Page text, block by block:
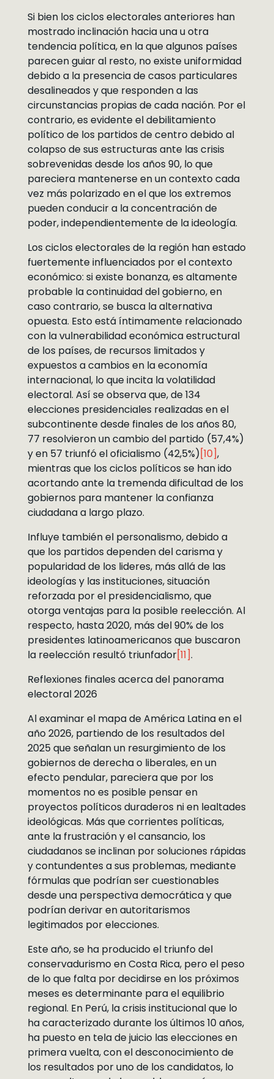
Si bien los ciclos electorales anteriores han
mostrado inclinación hacia una u otra
tendencia política, en la que algunos países
parecen guiar al resto, no existe uniformidad
debido a la presencia de casos particulares
desalineados y que responden a las
circunstancias propias de cada nación. Por el
contrario, es evidente el debilitamiento
político de los partidos de centro debido al
colapso de sus estructuras ante las crisis
sobrevenidas desde los años 90, lo que
pareciera mantenerse en un contexto cada
vez más polarizado en el que los extremos
pueden conducir a la concentración de
poder, independientemente de la ideología.
Los ciclos electorales de la región han estado
fuertemente influenciados por el contexto
económico: si existe bonanza, es altamente
probable la continuidad del gobierno, en
caso contrario, se busca la alternativa
opuesta. Esto está íntimamente relacionado
con la vulnerabilidad económica estructural
de los países, de recursos limitados y
expuestos a cambios en la economía
internacional, lo que incita la volatilidad
electoral. Así se observa que, de 134
elecciones presidenciales realizadas en el
subcontinente desde finales de los años 80,
77 resolvieron un cambio del partido (57,4%)
y en 57 triunfó el oficialismo (42,5%)[10],
mientras que los ciclos políticos se han ido
acortando ante la tremenda dificultad de los
gobiernos para mantener la confianza
ciudadana a largo plazo.
Influye también el personalismo, debido a
que los partidos dependen del carisma y
popularidad de los lideres, más allá de las
ideologías y las instituciones, situación
reforzada por el presidencialismo, que
otorga ventajas para la posible reelección. Al
respecto, hasta 2020, más del 90% de los
presidentes latinoamericanos que buscaron
la reelección resultó triunfador[11].
Reflexiones finales acerca del panorama
electoral 2026
Al examinar el mapa de América Latina en el
año 2026, partiendo de los resultados del
2025 que señalan un resurgimiento de los
gobiernos de derecha o liberales, en un
efecto pendular, pareciera que por los
momentos no es posible pensar en
proyectos políticos duraderos ni en lealtades
ideológicas. Más que corrientes políticas,
ante la frustración y el cansancio, los
ciudadanos se inclinan por soluciones rápidas
y contundentes a sus problemas, mediante
fórmulas que podrían ser cuestionables
desde una perspectiva democrática y que
podrían derivar en autoritarismos
legitimados por elecciones.
Este año, se ha producido el triunfo del
conservadurismo en Costa Rica, pero el peso
de lo que falta por decidirse en los próximos
meses es determinante para el equilibrio
regional. En Perú, la crisis institucional que lo
ha caracterizado durante los últimos 10 años,
ha puesto en tela de juicio las elecciones en
primera vuelta, con el desconocimiento de
los resultados por uno de los candidatos, lo